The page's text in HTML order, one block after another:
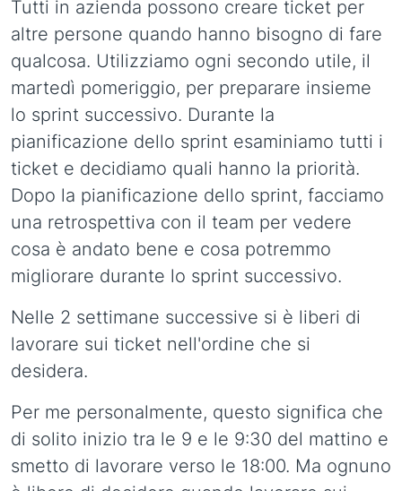
Tutti in azienda possono creare ticket per
altre persone quando hanno bisogno di fare
qualcosa. Utilizziamo ogni secondo utile, il
martedì pomeriggio, per preparare insieme
lo sprint successivo. Durante la
pianificazione dello sprint esaminiamo tutti i
ticket e decidiamo quali hanno la priorità.
Dopo la pianificazione dello sprint, facciamo
una retrospettiva con il team per vedere
cosa è andato bene e cosa potremmo
migliorare durante lo sprint successivo.
Nelle 2 settimane successive si è liberi di
lavorare sui ticket nell'ordine che si
desidera.
Per me personalmente, questo significa che
di solito inizio tra le 9 e le 9:30 del mattino e
smetto di lavorare verso le 18:00. Ma ognuno